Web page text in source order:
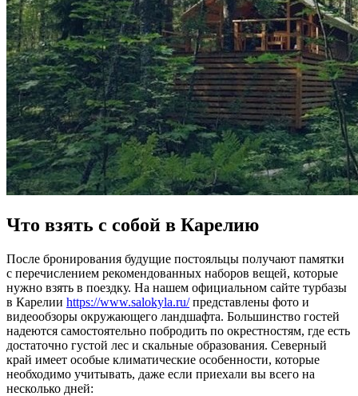
Что взять с собой в Карелию
После бронирования будущие постояльцы получают памятки
с перечислением рекомендованных наборов вещей, которые
нужно взять в поездку. На нашем официальном сайте турбазы
в Карелии https://www.salokyla.ru/представлены фото и
видеообзоры окружающего ландшафта. Большинство гостей
надеются самостоятельно побродить по окрестностям, где есть
достаточно густой лес и скальные образования. Северный
край имеет особые климатические особенности, которые
необходимо учитывать, даже если приехали вы всего на
несколько дней: